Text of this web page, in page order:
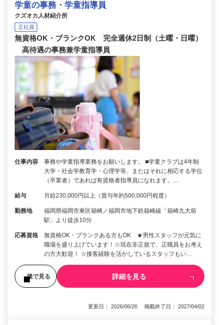
学童の事務・学童指導員
クズオカ人材紹介所
正社員
無資格OK・ブランクOK 完全週休2日制（土曜・日曜）
高待遇の事務兼学童指導員
仕事内容
事務や学童指導業務をお願いします。 ■学童クラブは4年制
大学・社会学教育学・心理学等、またはそれに相応する学位
（卒業者）であれば有資格者指導員になれます。…
給与 月給230,000円以上（賞与年約500,000円程度）
勤務地
福岡県福岡市東区箱崎／福岡市地下鉄箱崎線「箱崎九大前
駅」より徒歩10分
応募資格
無資格OK・ブランクある方もOK ★男性スタッフが元気に
職場を盛り上げています！☆現在非正規で、正職員をお考え
の方大歓迎！ ☆接客経験を活かしているスタッフもい…
後で見る 詳細を見る
更新日： 2026/06/26 掲載終了日： 2027/04/02